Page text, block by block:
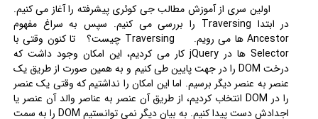
اولین سری از آموزش مطالب جی کوئری پیشرفته را آغاز می کنیم.
در ابتدا Traversing را بررسی می کنیم. سپس به سراغ مفهوم
Ancestor ها می رویم. Traversing چیست؟ تا کنون وقتی با
Selector ها در jQuery کار می کردیم، این امکان وجود داشت که
درخت DOM را در جهت پایین طی کنیم و به همین صورت از طریق یک
عنصر به عنصر دیگر برسیم. اما این امکان را نداشتیم که وقتی یک عنصر
را در DOM انتخاب کردیم، از طریق آن عنصر به عناصر والد آن عنصر یا
اجدادش دست پیدا کنیم. به بیان دیگر نمی توانستیم DOM را به سمت